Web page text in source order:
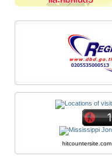
hitcountersite.com